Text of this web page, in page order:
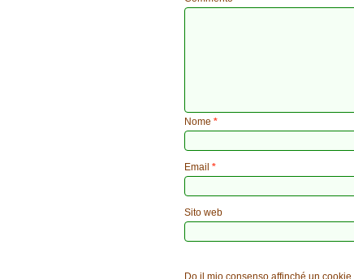
Nome *
Email *
Sito web
Do il mio consenso affinché un